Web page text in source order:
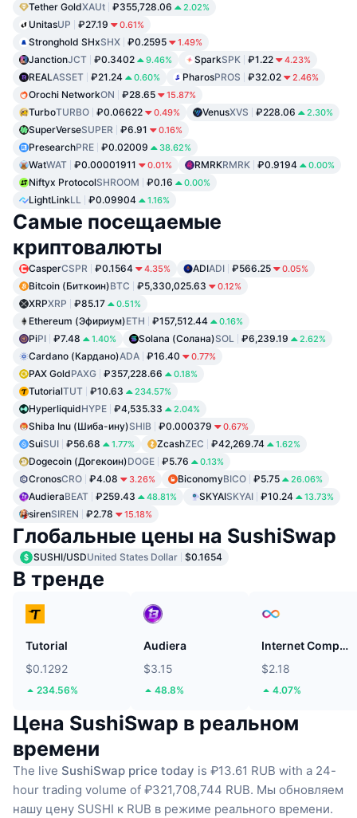
Tether GoldXAUt ₽355,728.06 2.02%
UnitasUP ₽27.19 0.61%
Stronghold SHxSHX ₽0.2595 1.49%
JanctionJCT ₽0.3402 9.46% SparkSPK ₽1.22 4.23%
REALASSET ₽21.24 0.60% PharosPROS ₽32.02 2.46%
Orochi NetworkON ₽28.65 15.87%
TurboTURBO ₽0.06622 0.49% VenusXVS ₽228.06 2.30%
SuperVerseSUPER ₽6.91 0.16%
PresearchPRE ₽0.02009 38.62%
WatWAT ₽0.00001911 0.01% RMRKRMRK ₽0.9194 0.00%
Niftyx ProtocolSHROOM ₽0.16 0.00%
LightLinkLL ₽0.09904 1.16%
Самые посещаемые
криптовалюты
CasperCSPR ₽0.1564 4.35% ADIADI ₽566.25 0.05%
Bitcoin (Биткоин)BTC ₽5,330,025.63 0.12%
XRPXRP ₽85.17 0.51%
Ethereum (Эфириум)ETH ₽157,512.44 0.16%
PiPI ₽7.48 1.40% Solana (Солана)SOL ₽6,239.19 2.62%
Cardano (Кардано)ADA ₽16.40 0.77%
PAX GoldPAXG ₽357,228.66 0.18%
TutorialTUT ₽10.63 234.57%
HyperliquidHYPE ₽4,535.33 2.04%
Shiba Inu (Шиба-ину)SHIB ₽0.000379 0.67%
SuiSUI ₽56.68 1.77% ZcashZEC ₽42,269.74 1.62%
Dogecoin (Догекоин)DOGE ₽5.76 0.13%
CronosCRO ₽4.08 3.26% BiconomyBICO ₽5.75 26.06%
AudieraBEAT ₽259.43 48.81% SKYAISKYAI ₽10.24 13.73%
sirenSIREN ₽2.78 15.18%
Глобальные цены на SushiSwap
SUSHI/USDUnited States Dollar $0.1654
В тренде
Tutorial
$0.1292
234.56%
Audiera
$3.15
48.8%
Internet Computer
$2.18
4.07%
Цена SushiSwap в реальном
времени
The live SushiSwap price today is ₽13.61 RUB with a 24-
hour trading volume of ₽321,708,744 RUB. Мы обновляем
нашу цену SUSHI к RUB в режиме реального времени.